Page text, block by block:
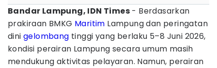
Bandar Lampung, IDN Times - Berdasarkan
prakiraan BMKG Maritim Lampung dan peringatan
dini gelombang tinggi yang berlaku 5–8 Juni 2026,
kondisi perairan Lampung secara umum masih
mendukung aktivitas pelayaran. Namun, perairan